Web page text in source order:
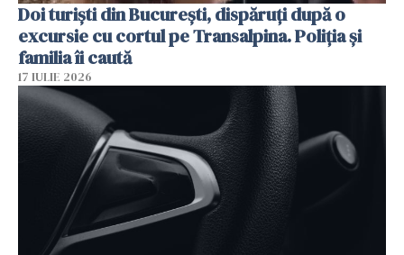
Doi turiști din București, dispăruți după o
excursie cu cortul pe Transalpina. Poliția și
familia îi caută
17 IULIE 2026